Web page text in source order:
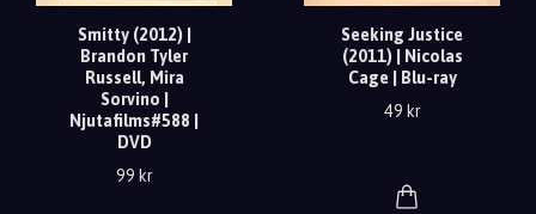
Smitty (2012) |
Brandon Tyler
Russell, Mira
Sorvino |
Njutafilms#588 |
DVD
99 kr
Seeking Justice
(2011) | Nicolas
Cage | Blu-ray
49 kr